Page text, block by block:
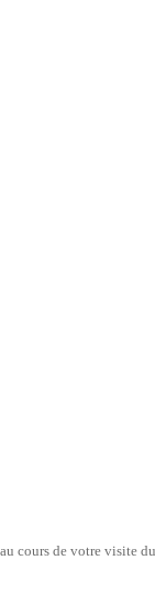
cours de votre visite